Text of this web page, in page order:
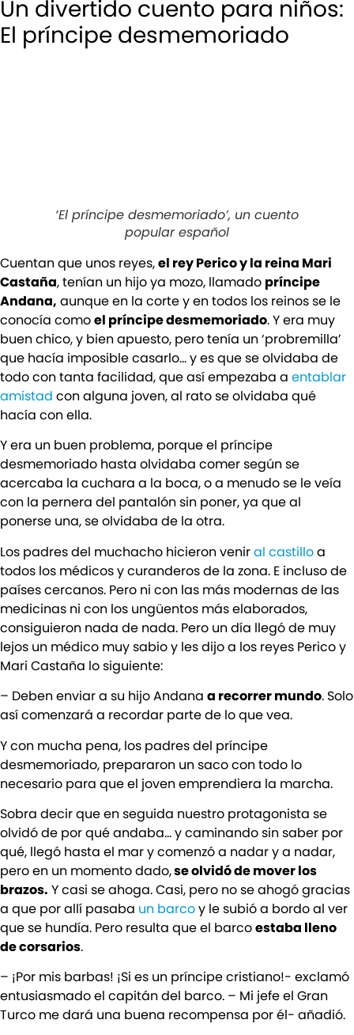
Un divertido cuento para niños:
El príncipe desmemoriado
‘El príncipe desmemoriado’, un cuento
popular español
Cuentan que unos reyes,el rey Perico y la reina Mari
Castaña, tenían un hijo ya mozo, llamado príncipe
Andana, aunque en la corte y en todos los reinos se le
conocía comoel príncipe desmemoriado. Y era muy
buen chico, y bien apuesto, pero tenía un ‘probremilla’
que hacía imposible casarlo… y es que se olvidaba de
todo con tanta facilidad, que así empezaba a entablar
amistad con alguna joven, al rato se olvidaba qué
hacía con ella.
Y era un buen problema, porque el príncipe
desmemoriado hasta olvidaba comer según se
acercaba la cuchara a la boca, o a menudo se le veía
con la pernera del pantalón sin poner, ya que al
ponerse una, se olvidaba de la otra.
Los padres del muchacho hicieron veniral castilloa
todos los médicos y curanderos de la zona. E incluso de
países cercanos. Pero ni con las más modernas de las
medicinas ni con los ungüentos más elaborados,
consiguieron nada de nada. Pero un día llegó de muy
lejos un médico muy sabio y les dijo a los reyes Perico y
Mari Castaña lo siguiente:
– Deben enviar a su hijo Andana a recorrer mundo. Solo
así comenzará a recordar parte de lo que vea.
Y con mucha pena, los padres del príncipe
desmemoriado, prepararon un saco con todo lo
necesario para que el joven emprendiera la marcha.
Sobra decir que en seguida nuestro protagonista se
olvidó de por qué andaba… y caminando sin saber por
qué, llegó hasta el mar y comenzó a nadar y a nadar,
pero en un momento dado,se olvidó de mover los
brazos. Y casi se ahoga. Casi, pero no se ahogó gracias
a que por allí pasaba un barcoy le subió a bordo al ver
que se hundía. Pero resulta que el barcoestaba lleno
de corsarios.
– ¡Por mis barbas! ¡Si es un príncipe cristiano!- exclamó
entusiasmado el capitán del barco. – Mi jefe el Gran
Turco me dará una buena recompensa por él- añadió.